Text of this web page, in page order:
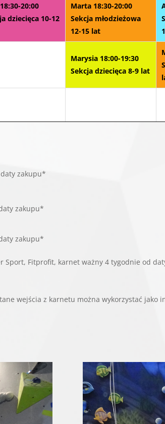
20:00
dziecięca 10-12
Marta 18:30-20:00
Sekcja młodzieżowa
12-15 lat
Marysia 18:00-19:30
Sekcja dziecięca 8-9 lat
zakupu*
zakupu*
zakupu*
Sport, Fitprofit, karnet ważny 4 tygodnie od
wejścia z karnetu można wykorzystać